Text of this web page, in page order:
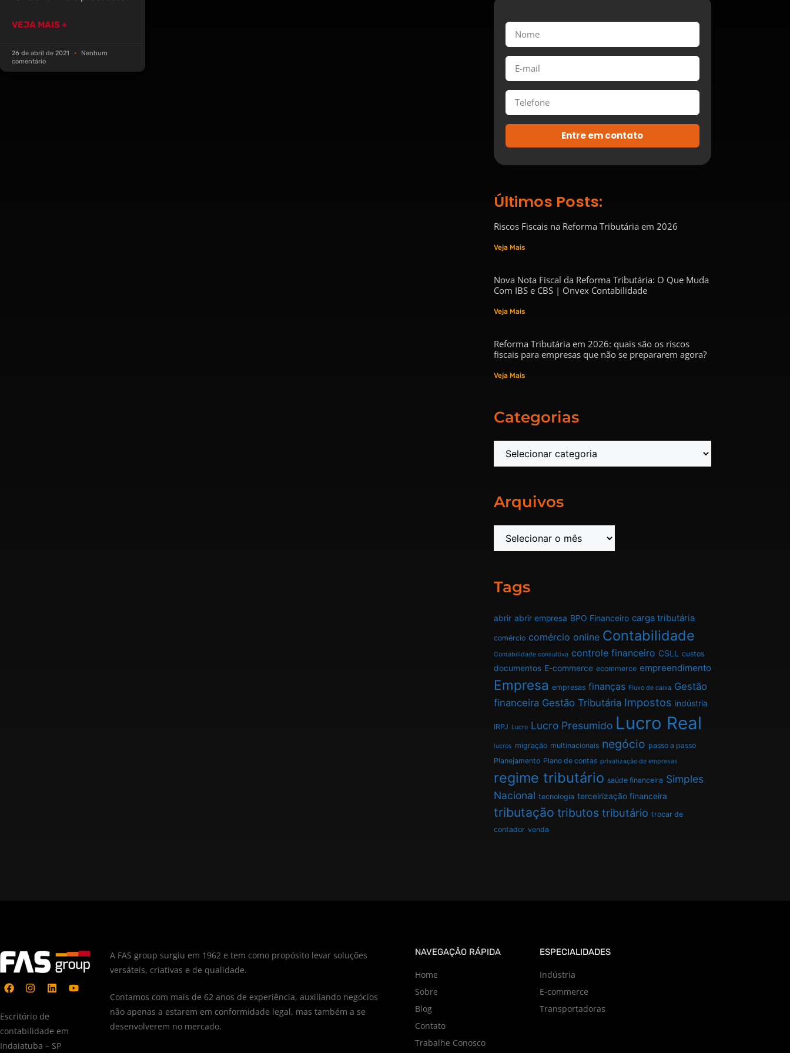
VEJA MAIS +
26 de abril de 2021
Nenhum
comentário
Entre em contato
Últimos Posts:
Riscos Fiscais na Reforma Tributária em 2026
Veja Mais
Nova Nota Fiscal da Reforma Tributária: O Que Muda
Com IBS e CBS | Onvex Contabilidade
Veja Mais
Reforma Tributária em 2026: quais são os riscos
fiscais para empresas que não se prepararem agora?
Veja Mais
Categorias
Arquivos
Tags
abrir abrir empresa BPO Financeiro carga tributária
comércio comércio online Contabilidade
Contabilidade consultiva controle financeiro CSLL custos
documentos E-commerce ecommerce empreendimento
Empresa empresas finanças Fluxo de caixa Gestão
financeira Gestão Tributária Impostos indústria
IRPJ Lucro Lucro Presumido Lucro Real
lucros migração multinacionais negócio passo a passo
Planejamento Plano de contas privatização de empresas
regime tributário saúde financeira Simples
Nacional tecnologia terceirização financeira
tributação tributos tributário trocar de
contador venda
Escritório de
contabilidade em
Indaiatuba – SP
A FAS group surgiu em 1962 e tem como propósito levar soluções
versáteis, criativas e de qualidade.
Contamos com mais de 62 anos de experiência, auxiliando negócios
não apenas a estarem em conformidade legal, mas também a se
desenvolverem no mercado.
NAVEGAÇÃO RÁPIDA
Home
Sobre
Blog
Contato
Trabalhe Conosco
ESPECIALIDADES
Indústria
E-commerce
Transportadoras